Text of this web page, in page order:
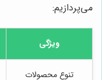
می‌پردازیم:
ویژگی
تنوع محصولات